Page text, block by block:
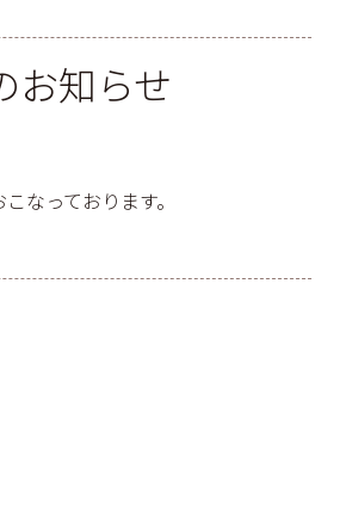
お知らせ
なっております。